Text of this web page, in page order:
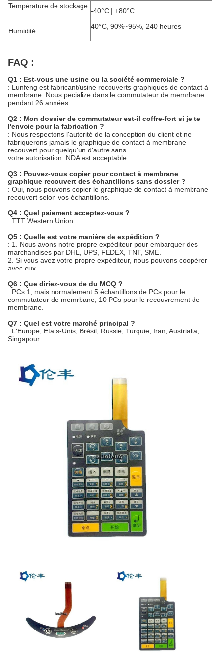
Température de stockage
:
-40°C | +80°C
Humidité :
40°C, 90%~95%, 240 heures
FAQ :
Q1 : Est-vous une usine ou la société commerciale ?
: Lunfeng est fabricant/usine recouverts graphiques de contact à
membrane. Nous pecialize dans le commutateur de memrbane
pendant 26 années.
Q2 : Mon dossier de commutateur est-il coffre-fort si je te
l'envoie pour la fabrication ?
: Nous respectons l'autorité de la conception du client et ne
fabriquerons jamais le graphique de contact à membrane
recouvert pour quelqu'un d'autre sans
votre autorisation. NDA est acceptable.
Q3 : Pouvez-vous copier pour contact à membrane
graphique recouvert des échantillons sans dossier ?
: Oui, nous pouvons copier le graphique de contact à membrane
recouvert selon vos échantillons.
Q4 : Quel paiement acceptez-vous ?
: TTT Western Union.
Q5 : Quelle est votre manière de expédition ?
: 1. Nous avons notre propre expéditeur pour embarquer des
marchandises par DHL, UPS, FEDEX, TNT, SME.
2. Si vous avez votre propre expéditeur, nous pouvons coopérer
avec eux.
Q6 : Que diriez-vous de du MOQ ?
: PCs 1, mais normalement 5 échantillons de PCs pour le
commutateur de memrbane, 10 PCs pour le recouvrement de
membrane.
Q7 : Quel est votre marché principal ?
: L'Europe, Etats-Unis, Brésil, Russie, Turquie, Iran, Austrialia,
Singapour…